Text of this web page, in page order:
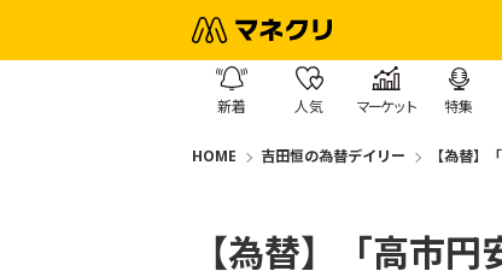
新着 人気 マーケット 特集
HOME 吉田恒の為替デイリー 【為替】
【為替】「高市